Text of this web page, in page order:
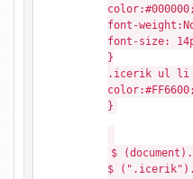
color:#000000;
font-
font-size:
}
.icerik ul li
color:#FF6600;
}
$
$